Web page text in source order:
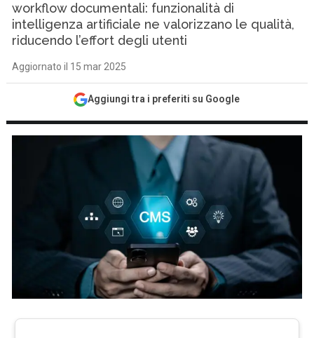
workflow documentali: funzionalità di
intelligenza artificiale ne valorizzano le qualità,
riducendo l’effort degli utenti
Aggiornato il 15 mar 2025
Aggiungi tra i preferiti su Google